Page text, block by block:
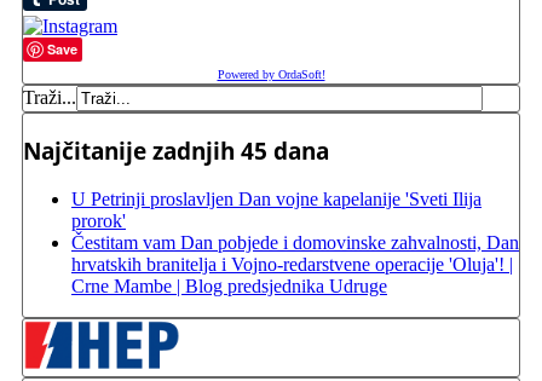
Save
Powered by OrdaSoft!
Traži...
Najčitanije zadnjih 45 dana
U Petrinji proslavljen Dan vojne kapelanije 'Sveti Ilija
prorok'
Čestitam vam Dan pobjede i domovinske zahvalnosti, Dan
hrvatskih branitelja i Vojno-redarstvene operacije 'Oluja'! |
Crne Mambe | Blog predsjednika Udruge